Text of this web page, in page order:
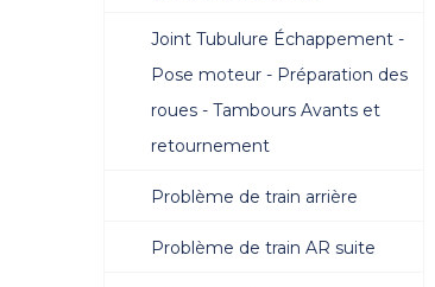
Joint Tubulure Échappement -
Pose moteur - Préparation des
roues - Tambours Avants et
retournement
Problème de train arrière
Problème de train AR suite